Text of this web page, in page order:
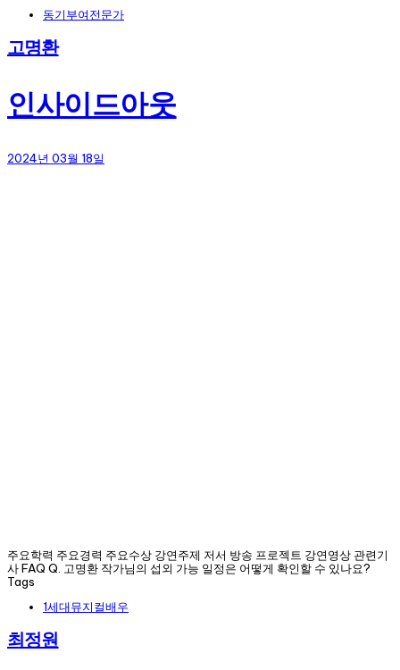
동기부여전문가
고명환
인사이드아웃
2024년 03월 18일
주요학력 주요경력 주요수상 강연주제 저서 방송 프로젝트 강연영상 관련기
사 FAQ Q. 고명환 작가님의 섭외 가능 일정은 어떻게 확인할 수 있나요?
Tags
1세대뮤지컬배우
최정원